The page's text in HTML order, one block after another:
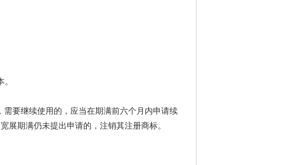
要继续使用的，应当在期满前六个月内申请续
展期满仍未提出申请的，注销其注册商标。